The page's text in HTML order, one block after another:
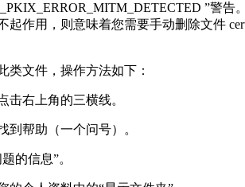
”警告
起作用，则意味着您需要手动删除文件
类文件，操作方法如下：
击右上角的三横线。
到帮助（一个问号）。
的信息”。